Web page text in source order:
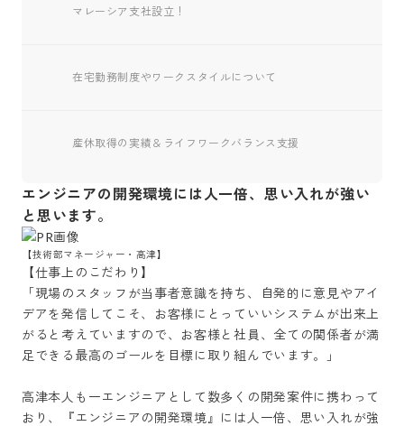
マレーシア支社設立！
在宅勤務制度やワークスタイルについて
産休取得の実績＆ライフワークバランス支援
エンジニアの開発環境には人一倍、思い入れが強い
と思います。
【技術部マネージャー・高津】
【仕事上のこだわり】
「現場のスタッフが当事者意識を持ち、自発的に意見やアイ
デアを発信してこそ、お客様にとっていいシステムが出来上
がると考えていますので、お客様と社員、全ての関係者が満
足できる最高のゴールを目標に取り組んでいます。」
高津本人も一エンジニアとして数多くの開発案件に携わって
おり、『エンジニアの開発環境』には人一倍、思い入れが強